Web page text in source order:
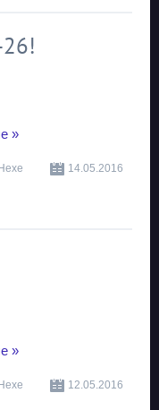
»
14.05.2016
»
12.05.2016